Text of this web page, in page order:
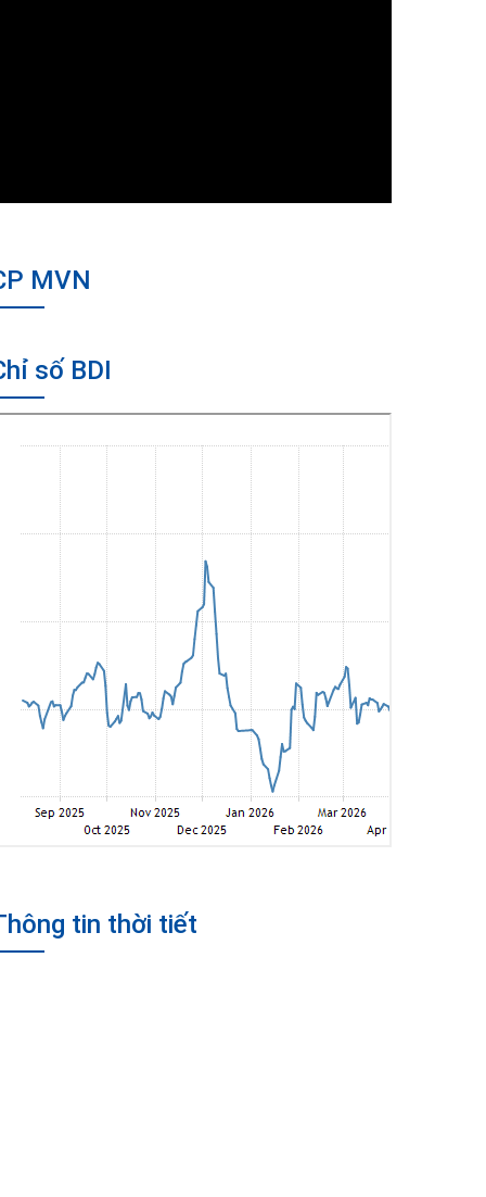
MVN
số BDI
tin thời tiết